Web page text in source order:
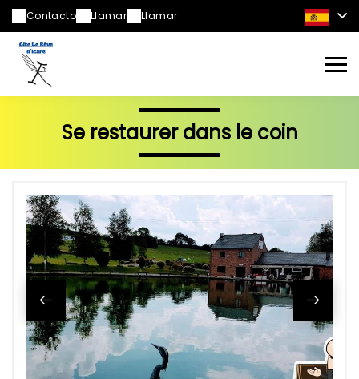
Contacto Llamar Llamar
Se restaurer dans le coin